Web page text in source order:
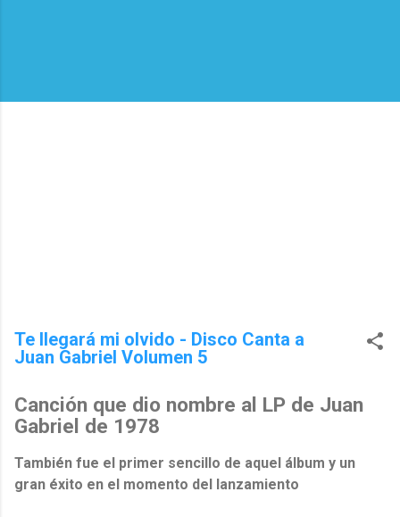
Te llegará mi olvido - Disco Canta a
Juan Gabriel Volumen 5
Canción que dio nombre al LP de Juan
Gabriel de 1978
También fue el primer sencillo de aquel álbum y un
gran éxito en el momento del lanzamiento